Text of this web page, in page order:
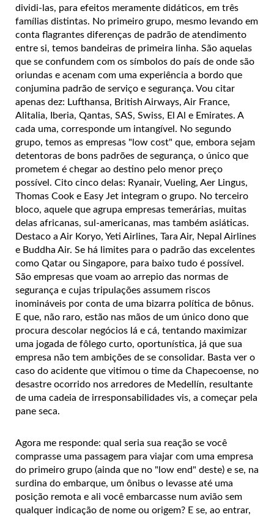
dividi-las, para efeitos meramente didáticos, em três
famílias distintas. No primeiro grupo, mesmo levando em
conta flagrantes diferenças de padrão de atendimento
entre si, temos bandeiras de primeira linha. São aquelas
que se confundem com os símbolos do país de onde são
oriundas e acenam com uma experiência a bordo que
conjumina padrão de serviço e segurança. Vou citar
apenas dez: Lufthansa, British Airways, Air France,
Alitalia, Iberia, Qantas, SAS, Swiss, El Al e Emirates. A
cada uma, corresponde um intangível. No segundo
grupo, temos as empresas "low cost" que, embora sejam
detentoras de bons padrões de segurança, o único que
prometem é chegar ao destino pelo menor preço
possível. Cito cinco delas: Ryanair, Vueling, Aer Lingus,
Thomas Cook e Easy Jet integram o grupo. No terceiro
bloco, aquele que agrupa empresas temerárias, muitas
delas africanas, sul-americanas, mas também asiáticas.
Destaco a Air Koryo, Yeti Airlines, Tara Air, Nepal Airlines
e Buddha Air. Se há limites para o padrão das excelentes
como Qatar ou Singapore, para baixo tudo é possível.
São empresas que voam ao arrepio das normas de
segurança e cujas tripulações assumem riscos
inomináveis por conta de uma bizarra política de bônus.
E que, não raro, estão nas mãos de um único dono que
procura descolar negócios lá e cá, tentando maximizar
uma jogada de fôlego curto, oportunística, já que sua
empresa não tem ambições de se consolidar. Basta ver o
caso do acidente que vitimou o time da Chapecoense, no
desastre ocorrido nos arredores de Medellín, resultante
de uma cadeia de irresponsabilidades vis, a começar pela
pane seca.
Agora me responde: qual seria sua reação se você
comprasse uma passagem para viajar com uma empresa
do primeiro grupo (ainda que no "low end" deste) e se, na
surdina do embarque, um ônibus o levasse até uma
posição remota e ali você embarcasse num avião sem
qualquer indicação de nome ou origem? E se, ao entrar,